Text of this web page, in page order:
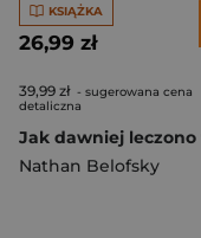
KSIĄŻKA
26,99 zł
39,99 zł - sugerowana cena
detaliczna
Nathan Belofsky